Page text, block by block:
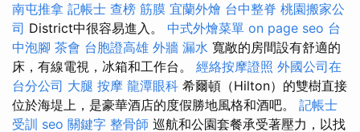
南屯推拿 記帳士 查榜 筋膜 宜蘭外燴 台中整脊 桃園搬家公
司 District中很容易進入。 中式外燴菜單 on page seo 台
中泡腳 茶會 台胞證高雄 外牆 漏水 寬敞的房間設有舒適的
床，有線電視，冰箱和工作台。 經絡按摩證照 外國公司在
台分公司 大腿 按摩 龍潭眼科 希爾頓（Hilton）的雙樹直接
位於海堤上，是豪華酒店的度假勝地風格和酒吧。 記帳士
受訓 seo 關鍵字 整骨師 巡航和公園套餐承受著壓力，以找